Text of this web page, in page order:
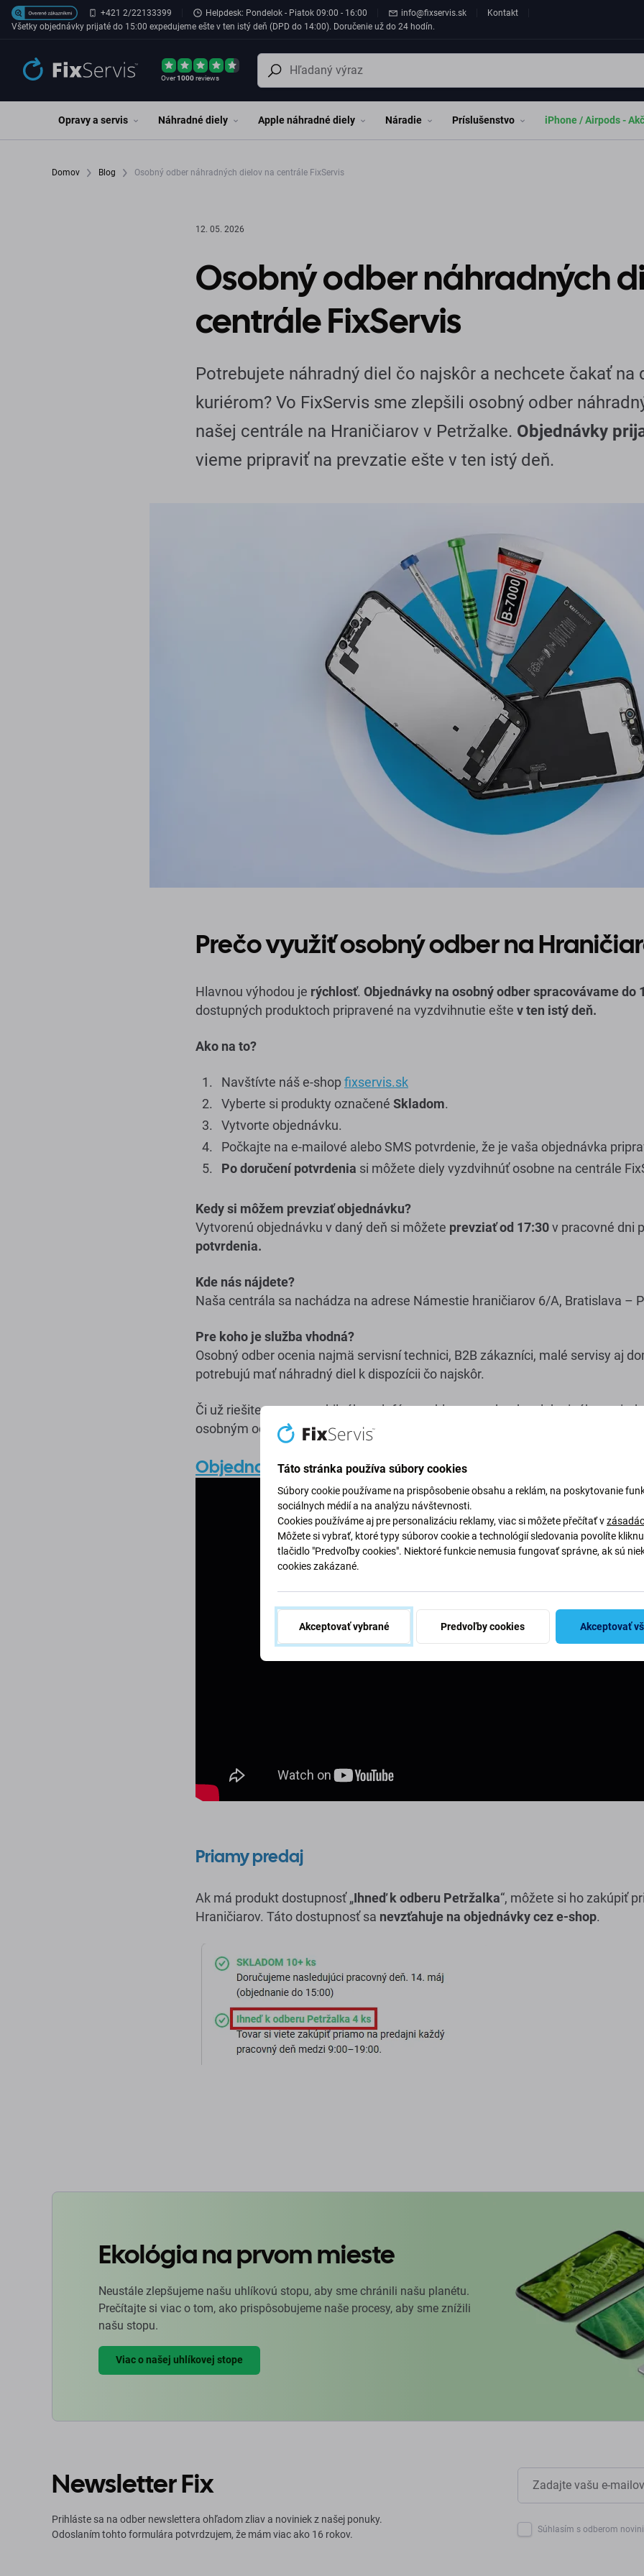
Preskočiť na hlavný obsah+421 2/22133399 Helpdesk: Pondelok - Piatok 09:00 - 16:00 info@fixservis.sk
Kontakt
Všetky objednávky prijaté do 15:00 expedujeme ešte v ten istý deň (DPD do 14:00). Doručenie už do 24 hodín.
Over1000reviews
Opravy a servis Náhradné diely Apple náhradné diely Náradie Príslušenstvo iPhone / Airpods -
Domov Blog Osobný odber náhradných dielov na centrále FixServis
12. 05. 2026
Osobný odber náhradných
centrále FixServis
Potrebujete náhradný diel čo najskôr a nechcete čakať na
kuriérom? Vo FixServis sme zlepšili osobný odber
našej centrále na Hraničiarov v Petržalke. Objednávky
vieme pripraviť na prevzatie ešte v ten istý deň.
Prečo využiť osobný odber na
Hlavnou výhodou je rýchlosť. Objednávky na osobný odber spracovávame do
dostupných produktoch pripravené na vyzdvihnutie ešte v ten istý deň.
Ako na to?
Navštívte náš e-shopfixservis.sk
Vyberte si produkty označené Skladom.
Vytvorte objednávku.
Počkajte na e-mailové alebo SMS potvrdenie, že je vaša objednávka
Po doručení potvrdenia si môžete diely vyzdvihnúť osobne na centrále
Kedy si môžem prevziať objednávku?
Vytvorenú objednávku v daný deň si môžete prevziať od 17:30v pracovné dni
potvrdenia.
Kde nás nájdete?
Naša centrála sa nachádza na adrese Námestie hraničiarov 6/A, Bratislava –
Pre koho je služba vhodná?
Osobný odber ocenia najmä servisní technici, B2B zákazníci, malé servisy aj
potrebujú mať náhradný diel k dispozícii čo najskôr.
Či už riešite opravu mobilného telefónu, tabletu, notebooku alebo iného
osobným odberom vám pomôže získať potrebné diely bez čakania na
Objednať diely s osobným odberom
Priamy predaj
Ak má produkt dostupnosť „Ihneď k odberu Petržalka“, môžete si ho zakúpiť
Hraničiarov. Táto dostupnosť sa nevzťahuje na objednávky cez e-shop.
Ekológia na prvom mieste
Neustále zlepšujeme našu uhlíkovú stopu, aby sme chránili našu planétu.
Prečítajte si viac o tom, ako prispôsobujeme naše procesy, aby sme znížili
našu stopu.
Viac o našej uhlíkovej stope
Newsletter Fix
Prihláste sa na odber newslettera ohľadom zliav a noviniek z našej ponuky.
Odoslaním tohto formulára potvrdzujem, že mám viac ako 16 rokov.
Súhlasím s odberom
Táto stránka používa súbory cookies
Súbory cookie používame na prispôsobenie obsahu a reklám, na poskytovanie
sociálnych médií a na analýzu návštevnosti.
Cookies používáme aj pre personalizáciu reklamy, viac si môžete přečítať v
Môžete si vybrať, ktoré typy súborov cookie a technológií sledovania povolíte
tlačidlo "Predvoľby cookies". Niektoré funkcie nemusia fungovať správne, ak sú
cookies zakázané.
Akceptovať vybrané Predvoľby cookies Akceptovať